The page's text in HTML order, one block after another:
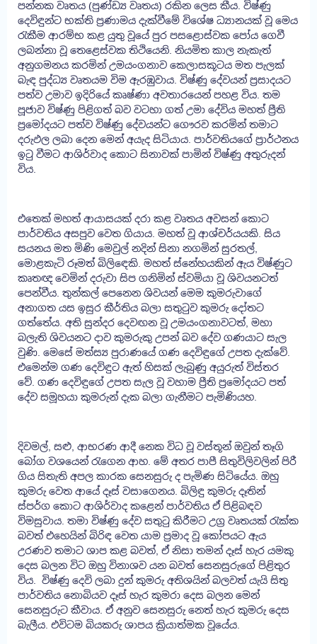
පන්නක වෘතය (පුණ්ඩ්‍ය වෘතය) රකින ලෙස කීය. විෂ්ණු
දෙවිඳුන්ට භක්ති ප්‍රණාමය දැක්වීමේ විශේෂ ධ්‍යානයක් වූ මෙය
රැකීම ආරම්භ කළ යුතු වූයේ පුර පසළොස්වක පෝය ගෙවී
ලබන්නා වූ තෙළෙස්වක තිථියෙනි. නියමිත කාල නැකැත්
අනුගමනය කරමින් උමයංගනාව කෙලාසකූටය මත පැලක්
බැඳ පුද්ධ්‍ය වෘතයම විම ඇරඹුවාය. විෂ්ණු දේවයන් ප්‍රසාදයට
පත්ව උමාව ඉදිරියේ කෘෂ්ණා අවතාරයෙන් පහළ විය. තම
පූජාව විෂ්ණු පිළිගත් බව වටහා ගත් උමා දේවිය මහත් ප්‍රීති
ප්‍රමෝදයට පත්ව විෂ්ණු දේවයන්ට ගෞරව කරමින් තමාට
දරුඵල ලබා දෙන මෙන් අයැද සිටියාය. පාර්වතියගේ ප්‍රාර්ථනය
ඉටු වීමට ආශිර්වාද කොට සිනාවක් පාමින් විෂ්ණු අතුරුදන්
විය.
එතෙක් මහත් ආයාසයක් දරා කළ වෘතය අවසන් කොට
පාර්වතිය අසපුව වෙත ගියාය. මහත් වූ ආශ්චර්යයකි. සිය
සයනය මත මිණි මෙවුල් නදින් සිනා නගමින් සුරතල්,
මොළකැටි රූමත් බිලිඳෙකි. මහත් ස්නේහයකින් ඇය විෂ්ණුට
කෘතඥ වෙමින් දරුවා සිප ගනිමින් ස්වමියා වූ ශිවයනටත්
පෙන්වීය. තුන්කල් පෙනෙන ශිවයන් මෙම කුමරුවාගේ
අනාගත යස ඉසුර කීර්තිය බලා සතුටුව කුමරු දෝතට
ගත්තේය. අති සුන්දර දෙවඟන වූ උමයංගනාවටත්, මහා
බලැති ශිවයනට දාව කුමරුකු උපන් බව දේව ගණයාට සැල
වුණි. මෙසේ මත්ස්‍ය පුරාණයේ ගණ දෙවිඳුගේ උපත දැක්වේ.
එමෙන්ම ගණ දෙවිඳුට ඇත් හිසක් ලැබුණු අයුරුත් විස්තර
වේ. ගණ දෙවිඳුගේ උපත සැල වූ වහාම ප්‍රීති ප්‍රමෝදයට පත්
දේව සමූහයා කුමරුන් දැක බලා ගැනීමට පැමිණියහ.
දිවමල්, සළු, ආභරණ ආදී නෙක විධ වූ වස්තූන් ඔවුන් තෑගි
බෝග වශයෙන් රැගෙන ආහ. මේ අතර පාපී සිතුවිලිවලින් පිරී
ගිය සිතැති අපල කාරක සෙනසුරු ද පැමිණ සිටියේය. ඔහු
කුමරු වෙත ආයේ දෑස් වසාගෙනය. බිලිඳු කුමරු දෑතින්
ස්පර්ග කොට ආශිර්වාද කළෙන් පාර්වතිය ඒ පිළිබඳව
විමසුවාය. තමා විෂ්ණු දේව සතුටු කිරීමට උග්‍ර වෘතයක් රැක්ක
බවත් එහෙයින් බිරිඳ වෙත යාම ප්‍රමාද වූ කෝපයට ඇය
උරණව තමාට ශාප කළ බවත්, ඒ නිසා තමන් දෑස් හැර යමකු
දෙස බලන විට ඔහු විනාශව යන බවත් සෙනසුරුගේ පිළිතුර
විය. විෂ්ණු දෙවි ලබා දුන් කුමරු අතිශයින් බලවත් යැයි සිතු
පාර්වතිය නොබියව දෑස් හැර කුමරා දෙස බලන මෙන්
සෙනසුරුට කීවාය. ඒ අනුව සෙනසුරු නෙත් හැර කුමරු දෙස
බැලීය. එවිටම බියකරු ශාපය ක්‍රියාත්මක වූයේය.